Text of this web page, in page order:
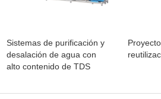
Sistemas de purificación y
desalación de agua con
alto contenido de TDS